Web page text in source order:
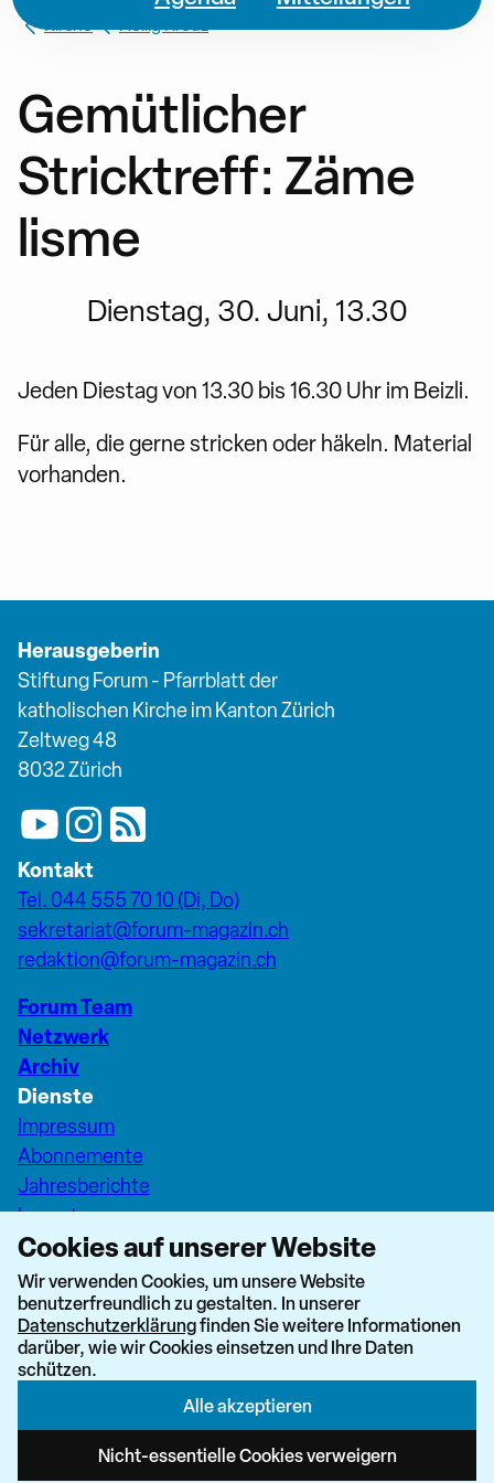
Kirche Heilig Kreuz
Gemütlicher
Stricktreff: Zäme
lisme
Dienstag, 30. Juni, 13.30
Jeden Diestag von 13.30 bis 16.30 Uhr im Beizli.
Für alle, die gerne stricken oder häkeln. Material
vorhanden.
Herausgeberin
Stiftung Forum - Pfarrblatt der
katholischen Kirche im Kanton Zürich
Zeltweg 48
8032 Zürich
Kontakt
Tel. 044 555 70 10 (Di, Do)
sekretariat@forum-magazin.ch
redaktion@forum-magazin.ch
Forum Team
Netzwerk
Archiv
Dienste
Impressum
Abonnemente
Jahresberichte
Inserate
Pfarreiseiten Stadt Zürich
Dashboard Forum+
Cookies auf unserer Website
Wir verwenden Cookies, um unsere Website
benutzerfreundlich zu gestalten. In unserer
Datenschutzerklärungfinden Sie weitere Informationen
darüber, wie wir Cookies einsetzen und Ihre Daten
schützen.
Alle akzeptieren
Nicht-essentielle Cookies verweigern
Newsletter abonnieren